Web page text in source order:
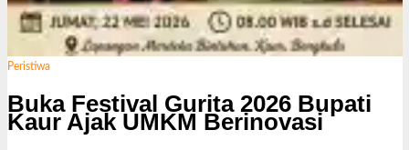
Peristiwa
Buka Festival Gurita 2026 Bupati
Kaur Ajak UMKM Berinovasi